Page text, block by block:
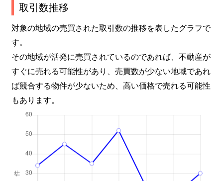
取引数推移
対象の地域の売買された取引数の推移を表したグラフで
す。
その地域が活発に売買されているのであれば、不動産が
すぐに売れる可能性があり、売買数が少ない地域であれ
ば競合する物件が少ないため、高い価格で売れる可能性
もあります。